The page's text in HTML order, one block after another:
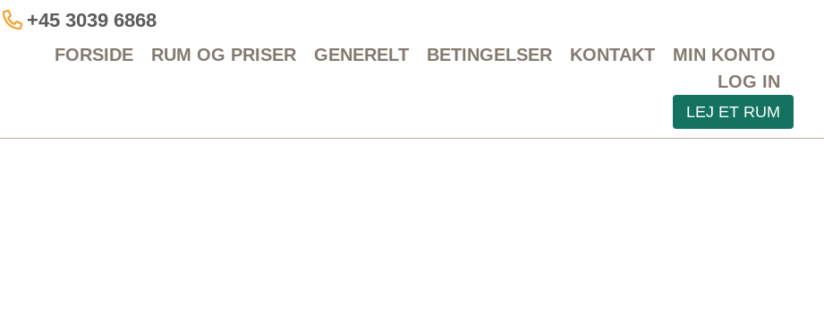
+45 3039 6868
FORSIDE RUM OG PRISER GENERELT BETINGELSER KONTAKT
MIN KONTO
LOG IN
LEJ ET RUM